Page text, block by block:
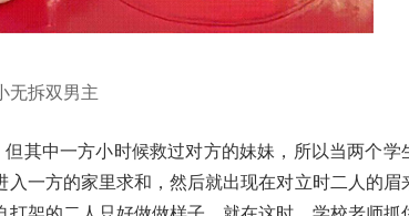
无拆双男主
其中一方小时候救过对方的妹妹，所以当两个学
一方的家里求和，然后就出现在对立时二人的眉